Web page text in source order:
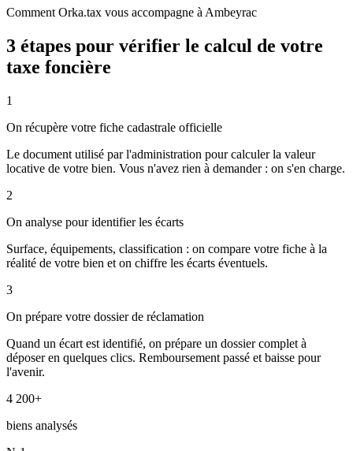
Comment Orka.tax vous accompagne à Ambeyrac
3 étapes pour vérifier le calcul de votre
taxe foncière
1
On récupère votre fiche cadastrale officielle
Le document utilisé par l'administration pour calculer la valeur
locative de votre bien. Vous n'avez rien à demander : on s'en charge.
2
On analyse pour identifier les écarts
Surface, équipements, classification : on compare votre fiche à la
réalité de votre bien et on chiffre les écarts éventuels.
3
On prépare votre dossier de réclamation
Quand un écart est identifié, on prépare un dossier complet à
déposer en quelques clics. Remboursement passé et baisse pour
l'avenir.
4 200+
biens analysés